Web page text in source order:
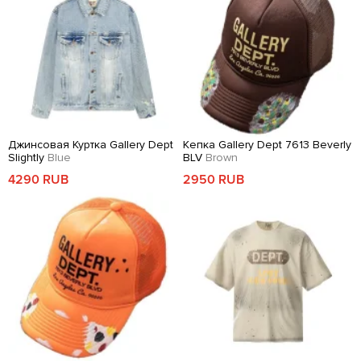
Джинсовая Куртка Gallery Dept
Slightly Blue
4290 RUB
Кепка Gallery Dept 7613 Beverly
BLV Brown
2950 RUB